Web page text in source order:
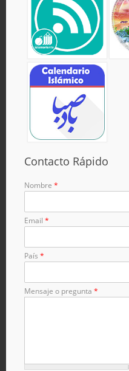
Contacto Rápido
Nombre *
Email *
País *
Mensaje o pregunta *